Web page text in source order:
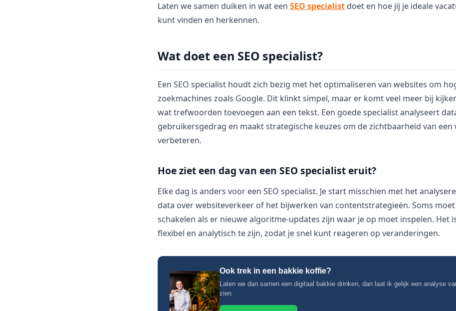
Laten we samen duiken in wat een SEO specialist doet en hoe jij je ideale
kunt vinden en herkennen.
Wat doet een SEO specialist?
Een SEO specialist houdt zich bezig met het optimaliseren van websites om
zoekmachines zoals Google. Dit klinkt simpel, maar er komt veel meer bij
wat trefwoorden toevoegen aan een tekst. Een goede specialist analyseert
gebruikersgedrag en maakt strategische keuzes om de zichtbaarheid van een
verbeteren.
Hoe ziet een dag van een SEO specialist eruit?
Elke dag is anders voor een SEO specialist. Je start misschien met het
data over websiteverkeer of het bijwerken van contentstrategieën. Soms moet
schakelen als er nieuwe algoritme-updates zijn waar je op moet inspelen. Het
flexibel en analytisch te zijn, zodat je snel kunt reageren op veranderingen.
Ook trek in een bakkie koffie?
Laten we dan samen een digitaal bakkie drinken, dan laat ik gelijk een analyse
zien